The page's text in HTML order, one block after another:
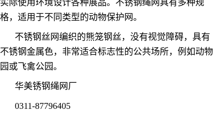
实际使用环境设计各种展品。不锈钢绳网具有多种规
格，适用于不同类型的动物保护网。
不锈钢丝网编织的熊笼钢丝，没有视觉障碍，具有
不锈钢金属色，非常适合标志性的公共场所，例如动物
园或飞禽公园。
华美锈钢绳网厂
0311-87796405